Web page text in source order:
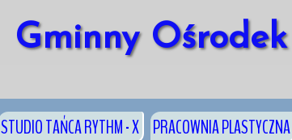
Gminny
STUDIO TAŃCA RYTHM - X PRACOWNIA PLASTYCZNA